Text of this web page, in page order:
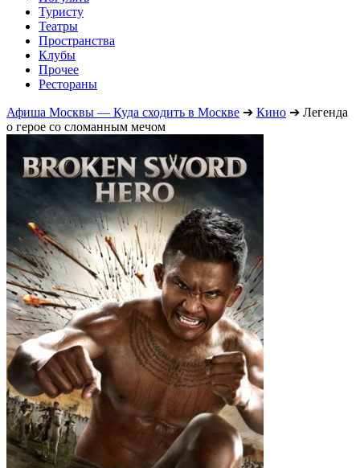
Туристу
Театры
Пространства
Клубы
Прочее
Рестораны
Афиша Москвы — Куда сходить в Москве ➔ Кино ➔ Легенда
о герое со сломанным мечом